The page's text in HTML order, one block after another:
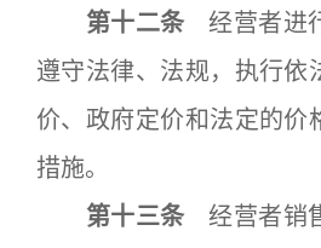
第十二条 经营者进
遵守法律、法规，执行依
价、政府定价和法定的价
措施。
第十三条 经营者销